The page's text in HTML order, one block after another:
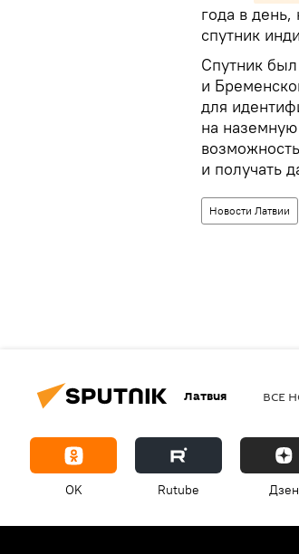
года в день,
спутник
Спутник
и
для
на
и получать
Новости Латвии
Латвия ВСЕ
OK Rutube Дзен